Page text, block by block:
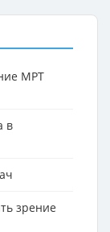
МРТ
в
зрение